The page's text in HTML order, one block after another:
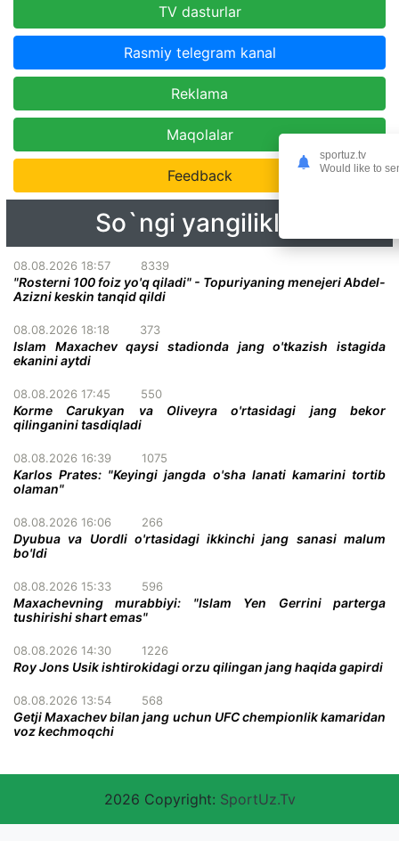
TV dasturlar
Rasmiy telegram kanal
Reklama
Maqolalar
Feedback
So`ngi yangiliklar
08.08.2026 18:57 8339
"Rosterni 100 foiz yo'q qiladi" - Topuriyaning menejeri Abdel-
Azizni keskin tanqid qildi
08.08.2026 18:18 373
Islam Maxachev qaysi stadionda jang o'tkazish istagida
ekanini aytdi
08.08.2026 17:45 550
Korme Carukyan va Oliveyra o'rtasidagi jang bekor
qilinganini tasdiqladi
08.08.2026 16:39 1075
Karlos Prates: "Keyingi jangda o'sha lanati kamarini tortib
olaman"
08.08.2026 16:06 266
Dyubua va Uordli o'rtasidagi ikkinchi jang sanasi malum
bo'ldi
08.08.2026 15:33 596
Maxachevning murabbiyi: "Islam Yen Gerrini parterga
tushirishi shart emas"
08.08.2026 14:30 1226
Roy Jons Usik ishtirokidagi orzu qilingan jang haqida gapirdi
08.08.2026 13:54 568
Getji Maxachev bilan jang uchun UFC chempionlik kamaridan
voz kechmoqchi
2026 Copyright: SportUz.Tv
sportuz.tv
Would like to